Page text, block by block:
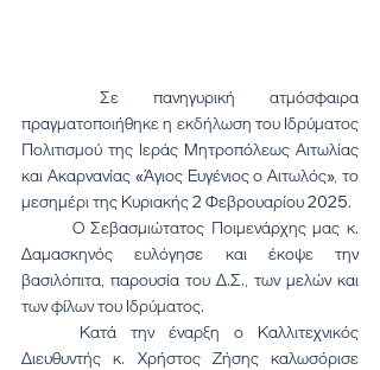
πραγματοποιήθηκε η εκδήλωση του Ιδρύματος
Πολιτισμού της Ιεράς Μητροπόλεως Αιτωλίας
και Ακαρνανίας «Άγιος Ευγένιος ο Αιτωλός», το
μεσημέρι της Κυριακής 2 Φεβρουαρίου 2025.
Δαμασκηνός ευλόγησε και έκοψε την
βασιλόπιτα, παρουσία του Δ.Σ., των μελών και
των φίλων του Ιδρύματος.
Διευθυντής κ. Χρήστος Ζήσης καλωσόρισε